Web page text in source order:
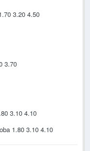
3.20 4.50
3.70
3.10 4.10
1.80 3.10 4.10